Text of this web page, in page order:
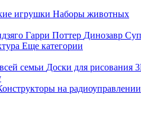
игрушки Наборы животных
Гарри Поттер Динозавр
Еще категории
семьи Доски для рисования
на радиоуправлении